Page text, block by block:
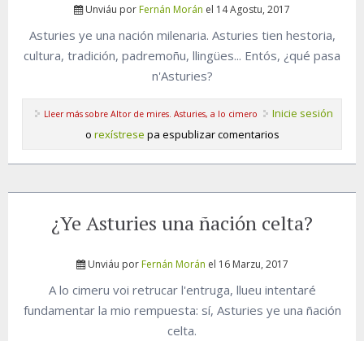
Unviáu porFernán Morán el 14 Agostu, 2017
Asturies ye una nación milenaria. Asturies tien hestoria,
cultura, tradición, padremoñu, llingües... Entós, ¿qué pasa
n'Asturies?
Lleer mássobre Altor de mires. Asturies, a lo cimero
Inicie sesión
o rexístrese pa espublizar comentarios
¿Ye Asturies una ñación celta?
Unviáu porFernán Morán el 16 Marzu, 2017
A lo cimeru voi retrucar l'entruga, llueu intentaré
fundamentar la mio rempuesta: sí, Asturies ye una ñación
celta.